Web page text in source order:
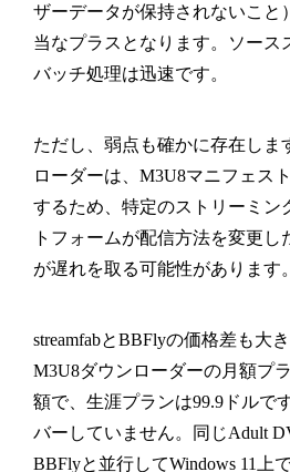
ザーデータが保持されないこと
当なプラスとなります。ソース
バッチ処理は迅速です。
ただし、弱点も確かに存在しま
ローダーは、M3U8マニフェス
するため、特定のストリーミン
トフォームが配信方法を変更し
が遅れを取る可能性があります。
streamfabとBBFlyの価格差も大
M3U8ダウンローダーの月額プ
額で、生涯プランは99.9ドルで
バーしていません。同じAdult
BBFlyと並行してWindows 11上